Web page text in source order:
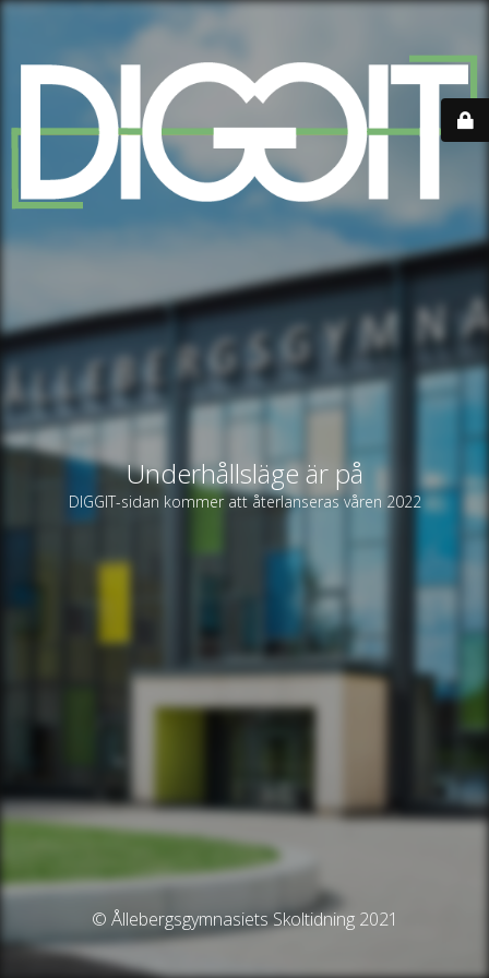
Underhållsläge är på
DIGGIT-sidan kommer att återlanseras våren 2022
© Ållebergsgymnasiets Skoltidning 2021